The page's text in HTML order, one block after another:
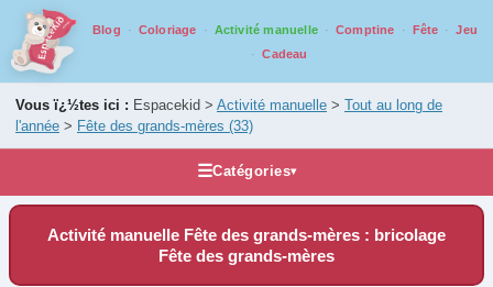
Blog Coloriage Activité manuelle Comptine Fête
Jeu
Cadeau
Vous ï¿½tes ici : Espacekid > Activité manuelle > Tout au long de
l'année > Fête des grands-mères (33)
☰Catégories▾
Activités manuelles
Bricolage par âge
Activité manuelle Fête des grands-mères : bricolage
Fête des grands-mères